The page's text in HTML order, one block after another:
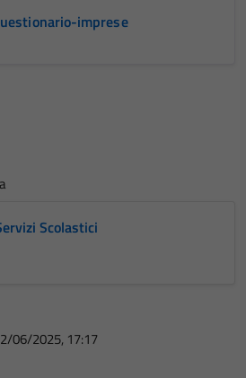
imprese
Scolastici
06/2025, 17:17